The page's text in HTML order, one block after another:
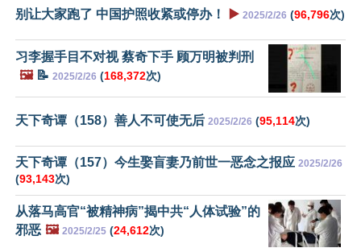
别让大家跑了 中国护照收紧或停办！ ▶️ 2025/2/26 (96,796次)
习李握手目不对视 蔡奇下手 顾万明被判刑
🖼️📝 2025/2/26 (168,372次)
天下奇谭（158）善人不可使无后 2025/2/26 (95,114次)
天下奇谭（157）今生娶盲妻乃前世一恶念之报应 2025/2/26
(93,143次)
从落马高官“被精神病”揭中共“人体试验”的
邪恶 🖼️ 2025/2/25 (24,612次)